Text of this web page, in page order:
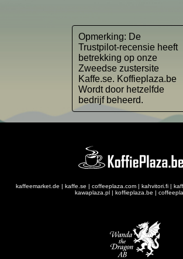
Opmerking: De
Trustpilot-recensie heeft
betrekking op onze
Zweedse zustersite
Kaffe.se. Koffieplaza.be
Wordt door hetzelfde
bedrijf beheerd.
kaffeemarket.de | kaffe.se | coffeeplaza.com| kahvitori.fi|
kawaplaza.pl| koffieplaza.be |